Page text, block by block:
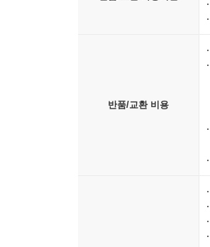
반품/교환 비용